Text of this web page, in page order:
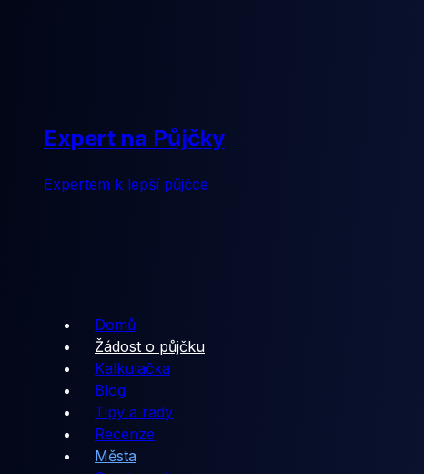
Expert na Půjčky
Expertem k lepší půjčce
Domů
Žádost o půjčku
Kalkulačka
Blog
Tipy a rady
Recenze
Města